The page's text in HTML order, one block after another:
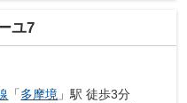
ユ7
「多摩境 」駅 徒歩3分